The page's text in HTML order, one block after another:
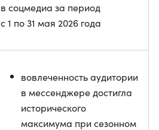
в соцмедиа за период
с 1 по 31 мая 2026 года
вовлеченность аудитории
в мессенджере достигла
исторического
максимума при сезонном